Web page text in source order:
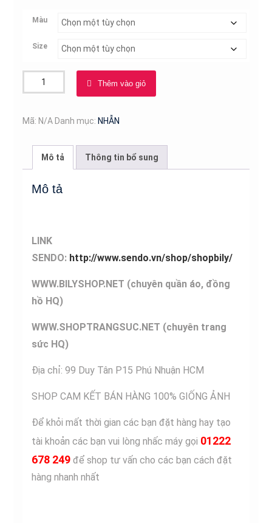
Màu
Size
Love
Tan
Thêm vào giỏ
Mã: N/A Danh mục: NHẪN
Mô tả Thông tin bổ sung
Mô tả
LINK
SENDO: http://www.sendo.vn/shop/shopbily/
WWW.BILYSHOP.NET (chuyên quần áo, đồng
hồ HQ)
WWW.SHOPTRANGSUC.NET (chuyên trang
sức HQ)
Địa chỉ: 99 Duy Tân P15 Phú Nhuận HCM
SHOP CAM KẾT BÁN HÀNG 100% GIỐNG ẢNH
Để khỏi mất thời gian các bạn đặt hàng hay tạo
tài khoản các bạn vui lòng nhấc máy gọi 01222
678 249 để shop tư vấn cho các bạn cách đặt
hàng nhanh nhất